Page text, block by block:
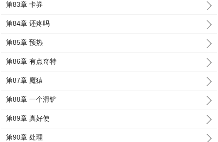
第83章 卡券
第84章 还疼吗
第85章 预热
第86章 有点奇特
第87章 魔猿
第88章 一个滑铲
第89章 真好使
第90章 处理